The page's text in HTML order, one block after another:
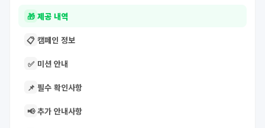
🎁 제공 내역
📋 캠페인 정보
✅ 미션 안내
📌 필수 확인사항
📢 추가 안내사항